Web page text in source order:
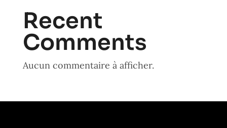
Recent
Comments
Aucun commentaire à afficher.